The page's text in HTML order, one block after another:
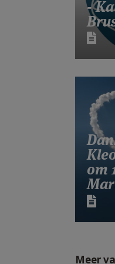
-
om
Meer